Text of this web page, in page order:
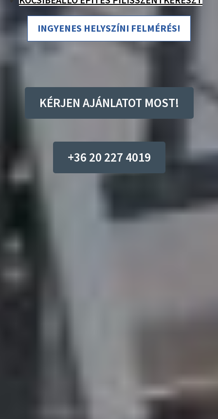
INGYENES HELYSZÍNI FELMÉRÉS!
KÉRJEN AJÁNLATOT MOST!
+36 20 227 4019